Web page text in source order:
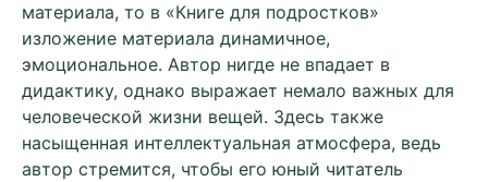
материала, то в «Книге для подростков»
изложение материала динамичное,
эмоциональное. Автор нигде не впадает в
дидактику, однако выражает немало важных для
человеческой жизни вещей. Здесь также
насыщенная интеллектуальная атмосфера, ведь
автор стремится, чтобы его юный читатель